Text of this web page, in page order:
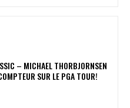
– MICHAEL THORBJORNSEN
SUR LE PGA TOUR!